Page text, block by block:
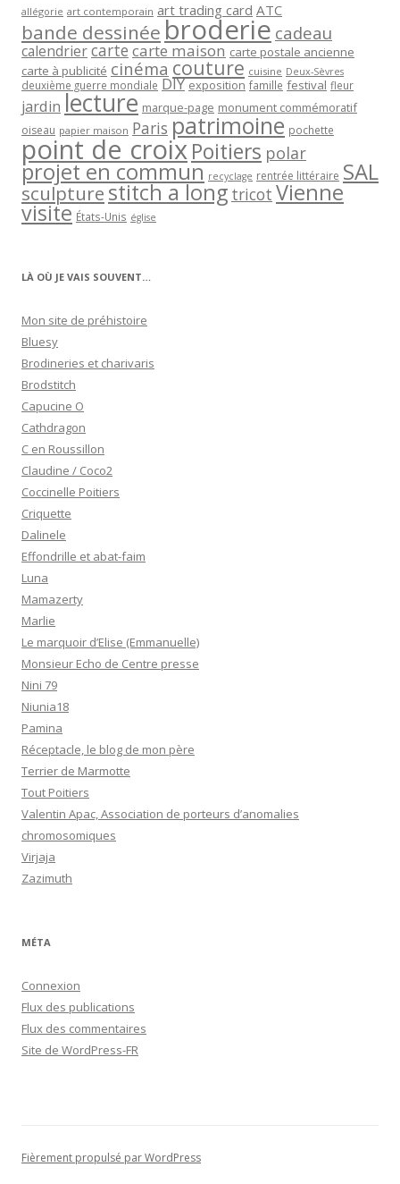
allégorie art contemporain art trading card ATC
bande dessinée broderie cadeau
calendriercartecarte maison carte postale ancienne
carte à publicité cinéma couture cuisine Deux-Sèvres
deuxième guerre mondiale DIY exposition famille festival fleur
jardin lecture marque-page monument commémoratif
oiseau papier maison Paris patrimoine pochette
point de croixPoitiers polar
projet en commun recyclage rentrée littéraire SAL
sculpturestitch a long tricot Vienne
visite États-Unis église
LÀ OÙ JE VAIS SOUVENT…
Mon site de préhistoire
Bluesy
Brodineries et charivaris
Brodstitch
Capucine O
Cathdragon
C en Roussillon
Claudine / Coco2
Coccinelle Poitiers
Criquette
Dalinele
Effondrille et abat-faim
Luna
Mamazerty
Marlie
Le marquoir d’Elise (Emmanuelle)
Monsieur Echo de Centre presse
Nini 79
Niunia18
Pamina
Réceptacle, le blog de mon père
Terrier de Marmotte
Tout Poitiers
Valentin Apac, Association de porteurs d’anomalies
chromosomiques
Virjaja
Zazimuth
MÉTA
Connexion
Flux des publications
Flux des commentaires
Site de WordPress-FR
Fièrement propulsé par WordPress